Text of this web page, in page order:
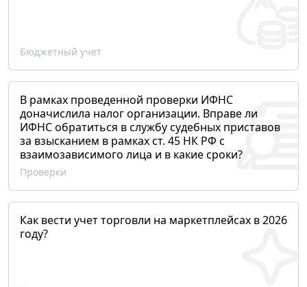
Бюджетный учет
В рамках проведенной проверки ИФНС
доначислила налог организации. Вправе ли
ИФНС обратиться в службу судебных приставов
за взысканием в рамках ст. 45 НК РФ с
взаимозависимого лица и в какие сроки?
Проверки
Как вести учет торговли на маркетплейсах в 2026
году?